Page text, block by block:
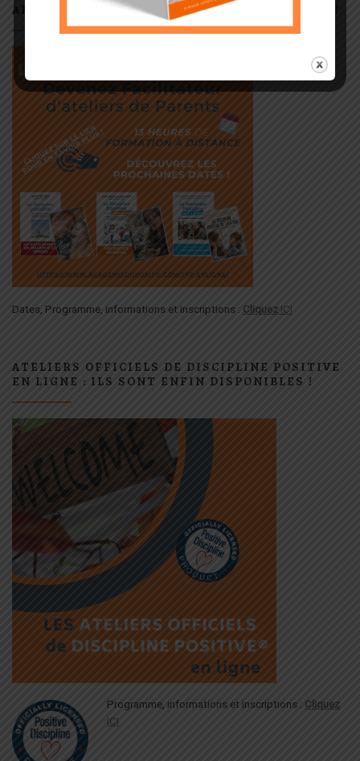
ANIMEZ VOS PROPRES ATELIERS DE PARENTS !
Dates, Programme, informations et inscriptions : Cliquez ICI
ATELIERS OFFICIELS DE DISCIPLINE POSITIVE
EN LIGNE : ILS SONT ENFIN DISPONIBLES !
Programme, informations et inscriptions : Cliquez
ICI